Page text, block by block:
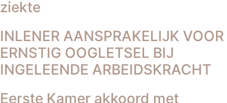
ziekte
INLENER AANSPRAKELIJK VOOR
ERNSTIG OOGLETSEL BIJ
INGELEENDE ARBEIDSKRACHT
Eerste Kamer akkoord met